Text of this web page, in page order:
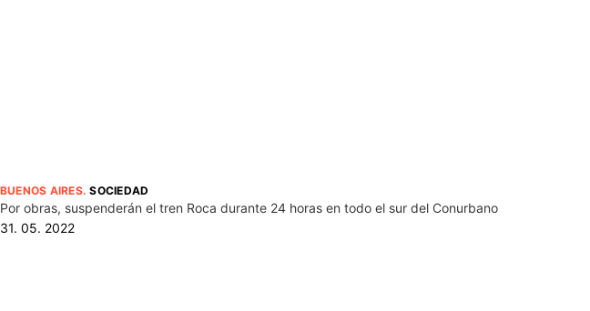
BUENOS AIRES.SOCIEDAD
Por obras, suspenderán el tren Roca durante 24 horas en todo el sur del Conurbano
31. 05. 2022